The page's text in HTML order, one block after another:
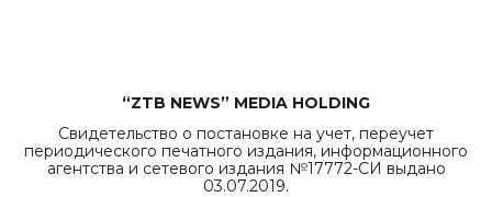
“ZTB NEWS” MEDIA HOLDING
Свидетельство о постановке на учет, переучет
периодического печатного издания, информационного
агентства и сетевого издания №17772-СИ выдано
03.07.2019.